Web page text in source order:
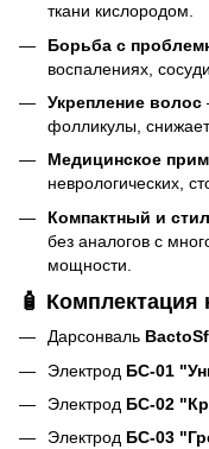
ткани кислородом.
Борьба с
воспалениях,
Укрепление волос
фолликулы,
Медицинское
неврологических,
Компактный и
без аналогов с
мощности.
🧴 Комплектация
Дарсонваль
Электрод БС-01
Электрод БС-02
Электрод БС-03